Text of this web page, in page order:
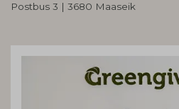
Postbus 3 | 3680 Maaseik